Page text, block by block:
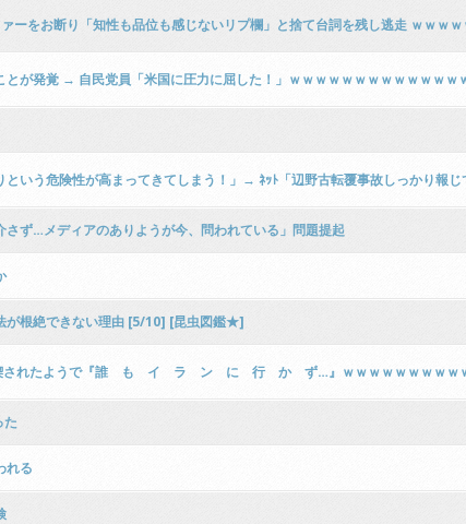
ーをお断り「知性も品位も感じないリプ欄」と捨て台詞を残し逃走 ｗｗｗ
が発覚 → 自民党員「米国に圧力に屈した！」ｗｗｗｗｗｗｗｗｗｗｗｗｗ
いう危険性が高まってきてしまう！」→ ﾈｯﾄ「辺野古転覆事故しっかり報
さず…メディアのありようが今、問われている」問題提起
が根絶できない理由 [5/10] [昆虫図鑑★]
満喫されたようで『誰 も イ ラ ン に 行 か ず…』ｗｗｗｗｗｗｗｗｗ
た
れる